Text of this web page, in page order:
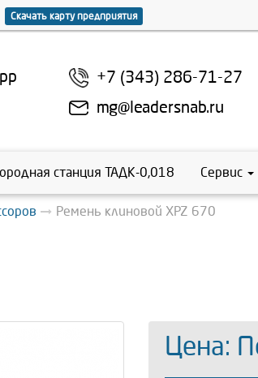
Скачать карту предприятия
+7 (343) 286-71-27
mg@leadersnab.ru
станция ТАДК-0,018 Сервис
Ремень клиновой XPZ 670
Цена: